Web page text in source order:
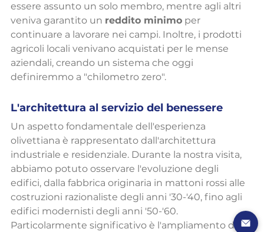
essere assunto un solo membro, mentre agli altri
veniva garantito un reddito minimo per
continuare a lavorare nei campi. Inoltre, i prodotti
agricoli locali venivano acquistati per le mense
aziendali, creando un sistema che oggi
definiremmo a "chilometro zero".
L'architettura al servizio del benessere
Un aspetto fondamentale dell'esperienza
olivettiana è rappresentato dall'architettura
industriale e residenziale. Durante la nostra visita,
abbiamo potuto osservare l'evoluzione degli
edifici, dalla fabbrica originaria in mattoni rossi alle
costruzioni razionaliste degli anni '30-'40, fino agli
edifici modernisti degli anni '50-'60.
Particolarmente significativo è l'ampliamento della